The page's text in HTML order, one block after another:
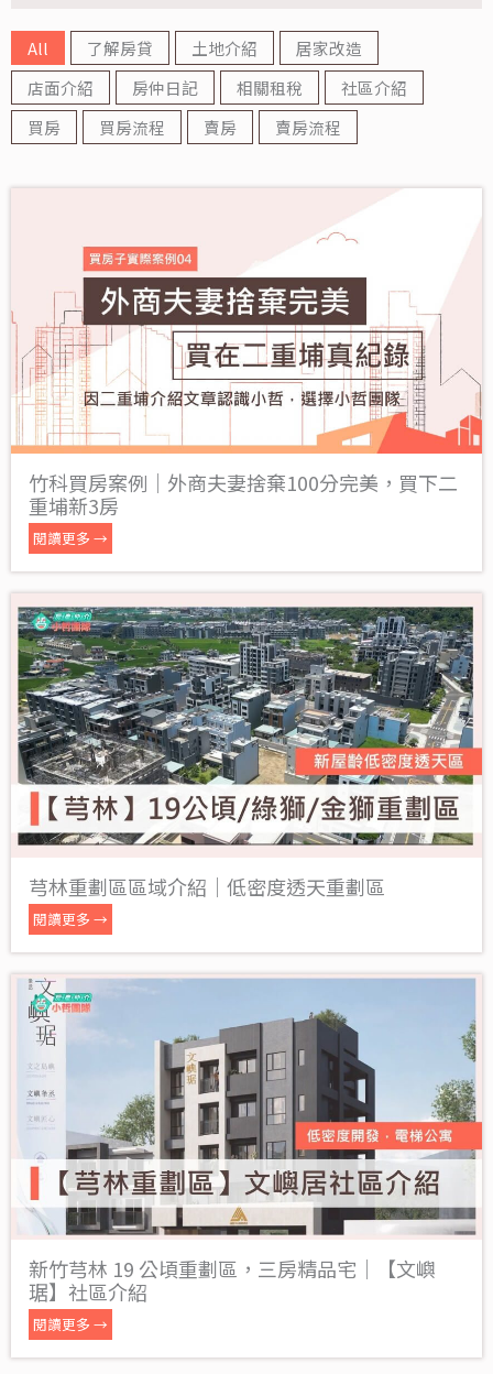
All 了解房貸 土地介紹
居家改造
店面介紹
房仲日記 相關租稅
社區介紹
買房
買房流程 賣房 賣房流程
竹科買房案例｜外商夫妻捨棄100分完美，買下二
重埔新3房
閱讀更多 →
芎林重劃區區域介紹｜低密度透天重劃區
閱讀更多 →
新竹芎林 19 公頃重劃區，三房精品宅｜【文嶼
琚】社區介紹
閱讀更多 →